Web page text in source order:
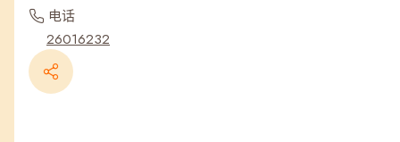
电话
26016232